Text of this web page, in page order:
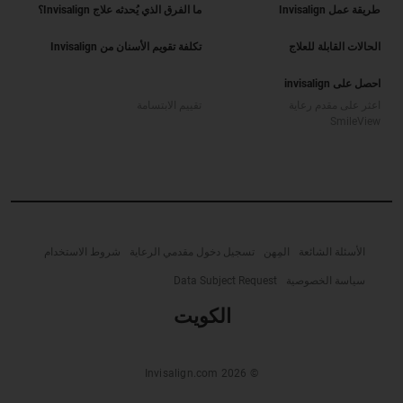
طريقة عمل Invisalign ما الفرق الذي يُحدثه علاج Invisalign؟
الحالات القابلة للعلاج تكلفة تقويم الأسنان من Invisalign
احصل على invisalign
الأسئلة الشائعة المِهن تسجيل دخول مقدمي الرعاية شروط الاستخدام
سياسة الخصوصية Data Subject Request
الكويت‎
© Invisalign.com 2026